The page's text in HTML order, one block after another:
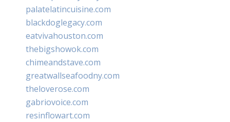
palatelatincuisine.com
blackdoglegacy.com
eatvivahouston.com
thebigshowok.com
chimeandstave.com
greatwallseafoodny.com
theloverose.com
gabriovoice.com
resinflowart.com